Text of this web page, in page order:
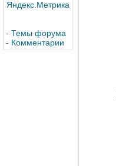
- Темы форума
- Комментарии